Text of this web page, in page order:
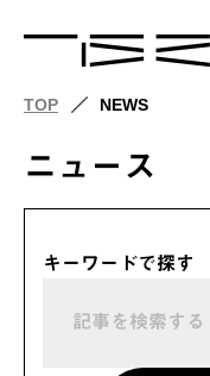
TOP NEWS
ニュース
キーワードで探す